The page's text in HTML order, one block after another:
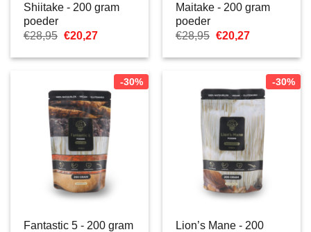
Shiitake - 200 gram
poeder
€28,95 Oorspronkelijke
was:
€20,27Huidige
is:
Maitake - 200 gram
poeder
€28,95 Oorspronkelijke
was:
€20,27Huidige
is:
-30%
Fantastic 5 - 200 gram
-30%
Lion’s Mane - 200